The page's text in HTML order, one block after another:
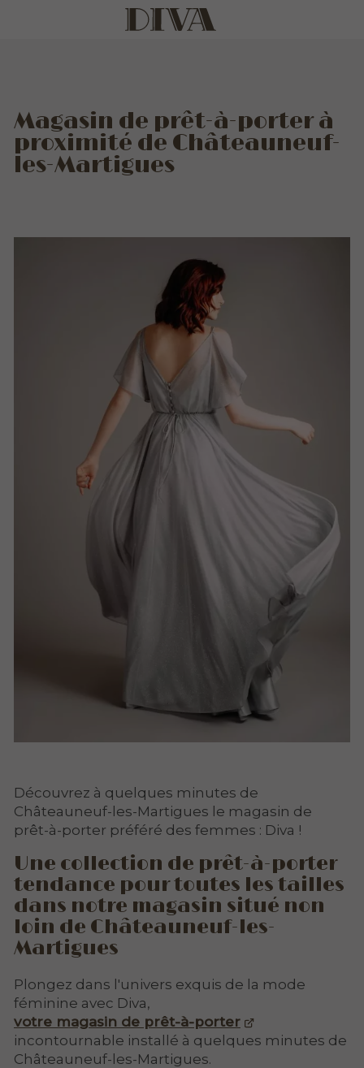
Magasin de prêt-à-porter à
proximité de Châteauneuf-
les-Martigues
Découvrez à quelques minutes de
Châteauneuf-les-Martigues le magasin de
prêt-à-porter préféré des femmes : Diva !
Une collection de prêt-à-porter
tendance pour toutes les tailles
dans notre magasin situé non
loin de Châteauneuf-les-
Martigues
Plongez dans l'univers exquis de la mode
féminine avec Diva,
votre magasin de prêt-à-porter
incontournable installé à quelques minutes de
Châteauneuf-les-Martigues.